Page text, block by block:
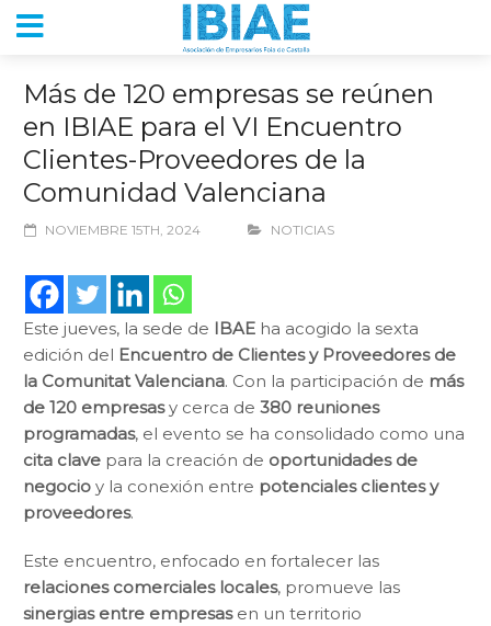
Más de 120 empresas se reúnen
en IBIAE para el VI Encuentro
Clientes-Proveedores de la
Comunidad Valenciana
NOVIEMBRE 15TH, 2024 NOTICIAS
Este jueves, la sede de IBAE ha acogido la sexta
edición del Encuentro de Clientes y Proveedores de
la Comunitat Valenciana. Con la participación de más
de 120 empresasy cerca de 380 reuniones
programadas, el evento se ha consolidado como una
cita clave para la creación de oportunidades de
negocio y la conexión entre potenciales clientes y
proveedores.
Este encuentro, enfocado en fortalecer las
relaciones comerciales locales, promueve las
sinergias entre empresasen un territorio